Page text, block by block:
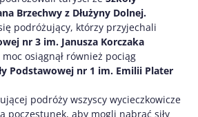
Brzechwy z Dłużyny Dolnej.
podróżujący, którzy przyjechali
nr 3 im. Janusza Korczaka
osiągnął również pociąg
Podstawowej nr 1 im. Emilii Plater
podróży wszyscy wycieczkowicze
poczęstunek, aby mogli nabrać siły